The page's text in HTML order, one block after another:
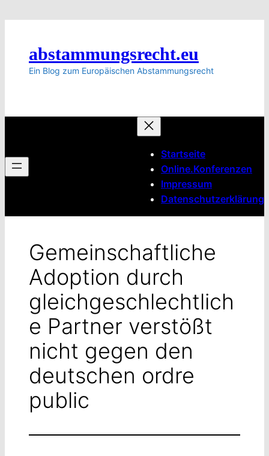
abstammungsrecht.eu
Ein Blog zum Europäischen Abstammungsrecht
Startseite
Online.Konferenzen
Impressum
Datenschutzerklärung
Gemeinschaftliche
Adoption durch
gleichgeschlechtlich
e Partner verstößt
nicht gegen den
deutschen ordre
public